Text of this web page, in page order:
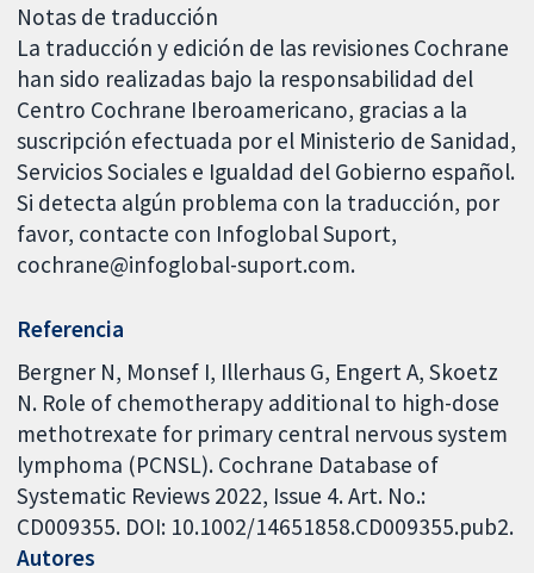
Notas de traducción
La traducción y edición de las revisiones Cochrane
han sido realizadas bajo la responsabilidad del
Centro Cochrane Iberoamericano, gracias a la
suscripción efectuada por el Ministerio de Sanidad,
Servicios Sociales e Igualdad del Gobierno español.
Si detecta algún problema con la traducción, por
favor, contacte con Infoglobal Suport,
cochrane@infoglobal-suport.com.
Referencia
Bergner N, Monsef I, Illerhaus G, Engert A, Skoetz
N. Role of chemotherapy additional to high-dose
methotrexate for primary central nervous system
lymphoma (PCNSL). Cochrane Database of
Systematic Reviews 2022, Issue 4. Art. No.:
CD009355. DOI: 10.1002/14651858.CD009355.pub2.
Autores